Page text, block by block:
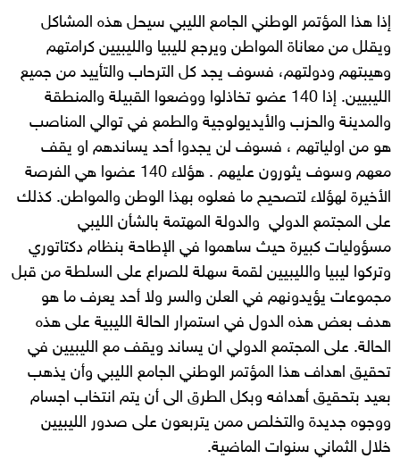
إذا هذا المؤتمر الوطني الجامع الليبي سيحل هذه المشاكل
ويقلل من معاناة المواطن ويرجع لليبيا والليبيين كرامتهم
وهيبتهم ودولتهم، فسوف يجد كل الترحاب والتأييد من جميع
الليبيين. إذا 140 عضو تخاذلوا ووضعوا القبيلة والمنطقة
والمدينة والحزب والأيديولوجية والطمع في توالي المناصب
هو من اولياتهم ، فسوف لن يجدوا أحد يساندهم او يقف
معهم وسوف يثورون عليهم . هؤلاء 140 عضوا هي الفرصة
الأخيرة لهؤلاء لتصحيح ما فعلوه بهذا الوطن والمواطن. كذلك
على المجتمع الدولي والدولة المهتمة بالشأن الليبي
مسؤوليات كبيرة حيث ساهموا في الإطاحة بنظام دكتاتوري
وتركوا ليبيا والليبيين لقمة سهلة للصراع على السلطة من قبل
مجموعات يؤيدونهم في العلن والسر ولا أحد يعرف ما هو
هدف بعض هذه الدول في استمرار الحالة الليبية على هذه
الحالة. على المجتمع الدولي ان يساند ويقف مع الليبيين في
تحقيق اهداف هذا المؤتمر الوطني الجامع الليبي وأن يذهب
بعيد بتحقيق أهدافه وبكل الطرق الى أن يتم انتخاب اجسام
ووجوه جديدة والتخلص ممن يتربعون على صدور الليبيين
خلال الثماني سنوات الماضية.